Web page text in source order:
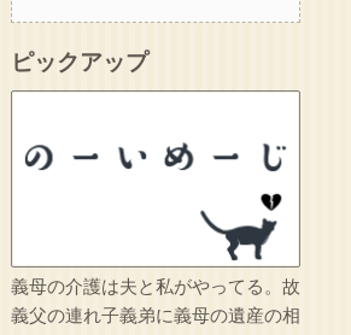
ピックアップ
義母の介護は夫と私がやってる。故
義父の連れ子義弟に義母の遺産の相